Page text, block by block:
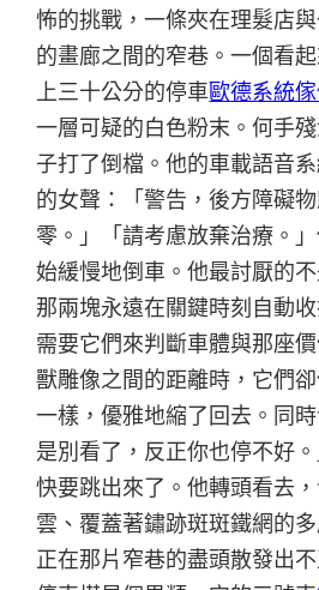
怖的挑戰，一條夾在理髮店
的畫廊之間的窄巷。一個看
上三十公分的停車歐德系統
一層可疑的白色粉末。何手
子打了倒檔。他的車載語音
的女聲：「警告，後方障礙
零。」「請考慮放棄治療。
始緩慢地倒車。他最討厭的
那兩塊永遠在關鍵時刻自動
需要它們來判斷車體與那座
獸雕像之間的距離時，它們
一樣，優雅地縮了回去。同
是別看了，反正你也停不好
快要跳出來了。他轉頭看去
雲、覆蓋著鏽跡斑斑鐵網的
正在那片窄巷的盡頭散發出